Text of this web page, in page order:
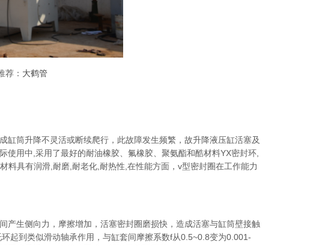
荐： 大鹤管
筒升降不灵活或断续爬行，此故障发生频繁，故升降液压缸活塞及
用中,采用了最好的耐油橡胶、氟橡胶、聚氨酯和酷材料YX密封环,
料具有润滑,耐磨,耐老化,耐热性,在性能方面，v型密封圈在工作能力
生侧向力，摩擦增加，活塞密封圈磨损快，造成活塞与缸筒壁接触
起到类似滑动轴承作用，与缸套间摩擦系数f从0.5~0.8变为0.001-